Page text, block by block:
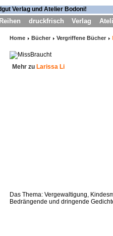
Reihen druckfrisch Verlag
Home Bücher Vergriffene Bücher
Mehr zu Larissa Li
Das Thema: Vergewaltigung,
Bedrängende und dringende